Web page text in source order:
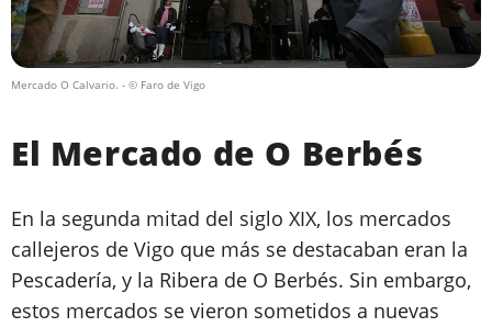
Mercado O Calvario. - © Faro de Vigo
El Mercado de O Berbés
En la segunda mitad del siglo XIX, los mercados
callejeros de Vigo que más se destacaban eran la
Pescadería, y la Ribera de O Berbés. Sin embargo,
estos mercados se vieron sometidos a nuevas